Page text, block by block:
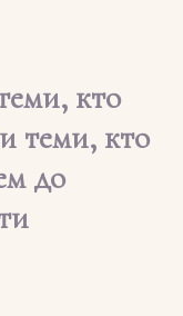
кто
кто
до